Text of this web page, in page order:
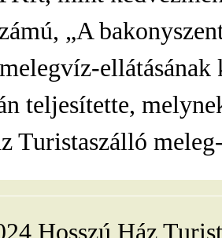
„A
teljesítette,
Turistaszálló
Hosszú Ház